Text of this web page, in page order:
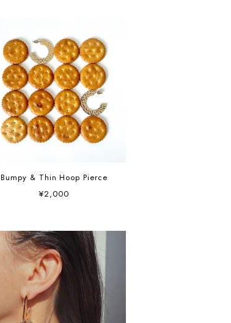
Bumpy & Thin Hoop Pierce
¥2,000